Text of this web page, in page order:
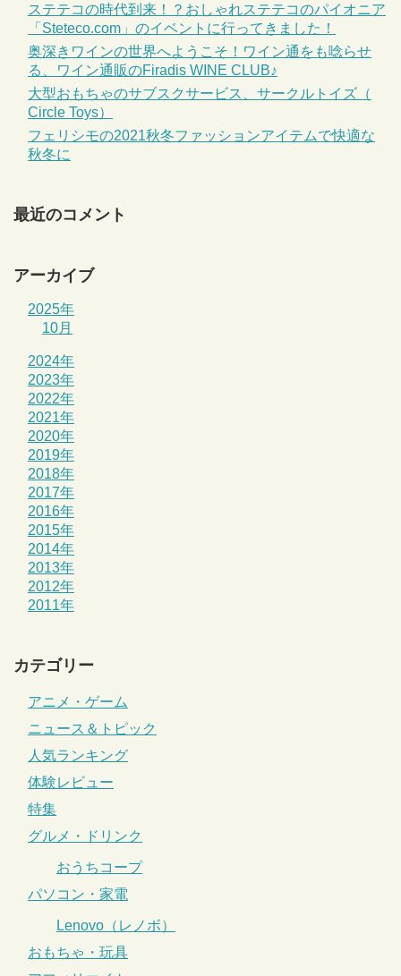
ステテコの時代到来！？おしゃれステテコのパイオニア
「Steteco.com」のイベントに行ってきました！
奥深きワインの世界へようこそ！ワイン通をも唸らせ
る、ワイン通販のFiradis WINE CLUB♪
大型おもちゃのサブスクサービス、サークルトイズ（
Circle Toys）
フェリシモの2021秋冬ファッションアイテムで快適な
秋冬に
最近のコメント
アーカイブ
2025年
10月
2024年
2023年
2022年
2021年
2020年
2019年
2018年
2017年
2016年
2015年
2014年
2013年
2012年
2011年
カテゴリー
アニメ・ゲーム
ニュース＆トピック
人気ランキング
体験レビュー
特集
グルメ・ドリンク
おうちコープ
パソコン・家電
Lenovo（レノボ）
おもちゃ・玩具